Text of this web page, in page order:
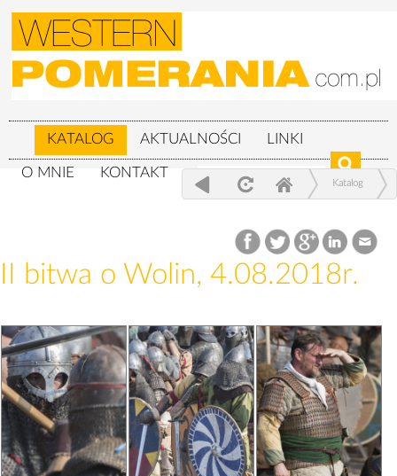
KATALOG AKTUALNOŚCI LINKI
O MNIE KONTAKT
Katalog
5.08.2018r.
II bitwa o Wolin, 4.08.2018r.
II bitwa o Wolin, 4.08.2018r.